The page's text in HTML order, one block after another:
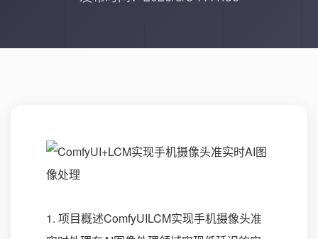
1. 项目概述ComfyUILCM实现手机摄像头准